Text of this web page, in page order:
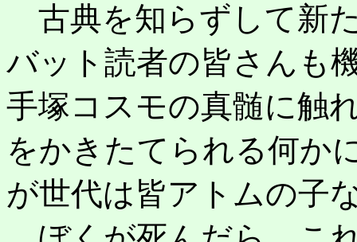
古典を知らずして新
バット読者の皆さんも
手塚コスモの真髄に触
をかきたてられる何か
が世代は皆アトムの子